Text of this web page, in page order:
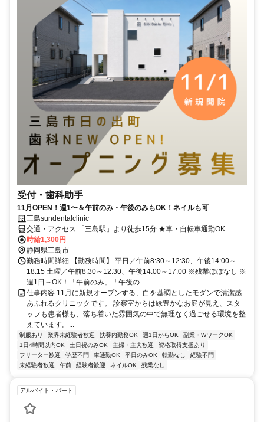
受付・歯科助手
11月OPEN！週1〜＆午前のみ・午後のみもOK！ネイルも可
三島sundentalclinic
交通・アクセス 「三島駅」より徒歩15分 ★車・自転車通勤OK
時給1,300円
静岡県三島市
勤務時間詳細 【勤務時間】 平日／午前8:30～12:30、午後14:00～
18:15 土曜／午前8:30～12:30、午後14:00～17:00 ※残業ほぼなし ※
週1日～OK！「午前のみ」「午後の...
仕事内容 11月に新規オープンする、白を基調としたモダンで清潔感
あふれるクリニックです。 診察室からは緑豊かなお庭が見え、スタ
ッフも患者様も、落ち着いた雰囲気の中で無理なく過ごせる環境を整
えています。...
制服あり 業界未経験者歓迎 扶養内勤務OK 週1日からOK
副業・WワークOK
1日4時間以内OK
土日祝のみOK 主婦・主夫歓迎
資格取得支援あり
フリーター歓迎
学歴不問 車通勤OK 平日のみOK 転勤なし
経験不問
未経験者歓迎
午前 経験者歓迎 ネイルOK 残業なし
アルバイト・パート